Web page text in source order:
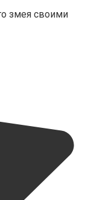
змея своими